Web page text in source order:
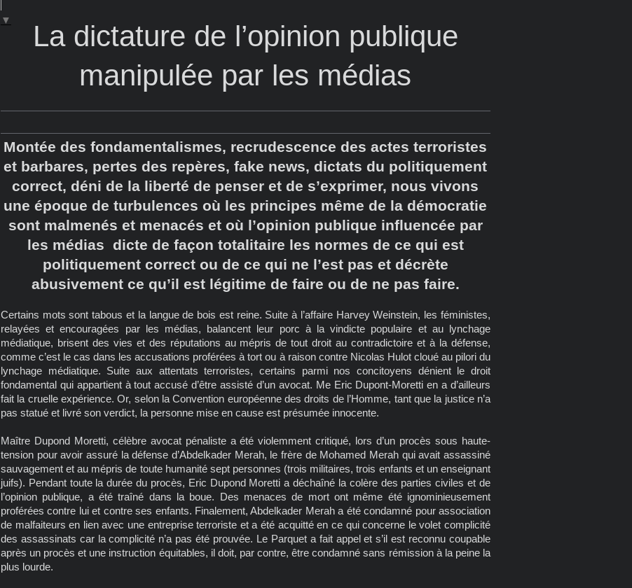
▼
La dictature de l’opinion publique
manipulée par les médias
Montée des fondamentalismes, recrudescence des actes terroristes
et barbares, pertes des repères, fake news, dictats du politiquement
correct, déni de la liberté de penser et de s’exprimer, nous vivons
une époque de turbulences où les principes même de la démocratie
sont malmenés et menacés et où l’opinion publique influencée par
les médias dicte de façon totalitaire les normes de ce qui est
politiquement correct ou de ce qui ne l’est pas et décrète
abusivement ce qu’il est légitime de faire ou de ne pas faire.
Certains mots sont tabous et la langue de bois est reine. Suite à l’affaire Harvey Weinstein, les féministes,
relayées et encouragées par les médias, balancent leur porc à la vindicte populaire et au lynchage
médiatique, brisent des vies et des réputations au mépris de tout droit au contradictoire et à la défense,
comme c’est le cas dans les accusations proférées à tort ou à raison contre Nicolas Hulot cloué au pilori du
lynchage médiatique. Suite aux attentats terroristes, certains parmi nos concitoyens dénient le droit
fondamental qui appartient à tout accusé d’être assisté d’un avocat. Me Eric Dupont-Moretti en a d’ailleurs
fait la cruelle expérience. Or, selon la Convention européenne des droits de l’Homme, tant que la justice n’a
pas statué et livré son verdict, la personne mise en cause est présumée innocente.
Maître Dupond Moretti, célèbre avocat pénaliste a été violemment critiqué, lors d’un procès sous haute-
tension pour avoir assuré la défense d’Abdelkader Merah, le frère de Mohamed Merah qui avait assassiné
sauvagement et au mépris de toute humanité sept personnes (trois militaires, trois enfants et un enseignant
juifs). Pendant toute la durée du procès, Eric Dupond Moretti a déchaîné la colère des parties civiles et de
l’opinion publique, a été traîné dans la boue. Des menaces de mort ont même été ignominieusement
proférées contre lui et contre ses enfants. Finalement, Abdelkader Merah a été condamné pour association
de malfaiteurs en lien avec une entreprise terroriste et a été acquitté en ce qui concerne le volet complicité
des assassinats car la complicité n’a pas été prouvée. Le Parquet a fait appel et s’il est reconnu coupable
après un procès et une instruction équitables, il doit, par contre, être condamné sans rémission à la peine la
plus lourde.